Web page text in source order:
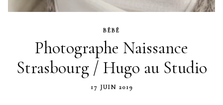
BÉBÉ
Photographe Naissance
Strasbourg / Hugo au Studio
17 JUIN 2019